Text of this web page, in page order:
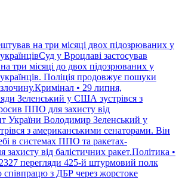
на три місяці двох підозрюваних у
у Вроцлаві застосував
три місяці до двох підозрюваних у
Поліція продовжує пошуки
• 29 липня,
Зеленський у США зустрівся з
ППО для захисту від
України Володимир Зеленський у
з американськими сенаторами. Він
в системах ППО та ракетах-
захисту від балістичних ракет.Політика •
перегляди 425-й штурмовий полк
співпрацю з ДБР через жорстоке